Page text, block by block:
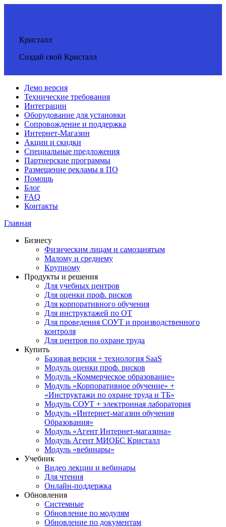
Кристалл
Создай свой Кристалл
Демо версия
Технические требования
Интеграции
Оборудование для установки
Сопровождение и поддержка
Интернет-Магазин
Акции и скидки
Специальные предложения
Партнерские программы
Размещение рекламы в ПО
Помощь
Блог
FAQ
Контакты
Главная
Бизнесу
Физическим лицам и самозанятым
Малому и среднему
Крупному
Продукты и решения
Для учебных центров
Для оценки проф. рисков
Для корпоративного обучения
Для инструктажей по ОТ
Для проведения СОУТ и производственного
контроля
Для центров по охране труда
Купить
Базовая версия + технология SaaS
Модуль оценки проф. рисков
Модуль «Коммерческое образование»
Модуль «Корпоративное обучение» +
«Инструктажи по охране труда и ТБ»
Модуль СОУТ + электронная лаборатория
Модуль «Интернет-магазин обучения
Образования»
Модуль «Агент Интернет-магазина»
Модуль Агент МИОБС Кристалл
Модуль «вебинары»
Учебник
Видео лекции и вебинары
Для чтения
Онлайн-поддержка
Обновления
Системные
Обновление по модулям
Обновление по документам